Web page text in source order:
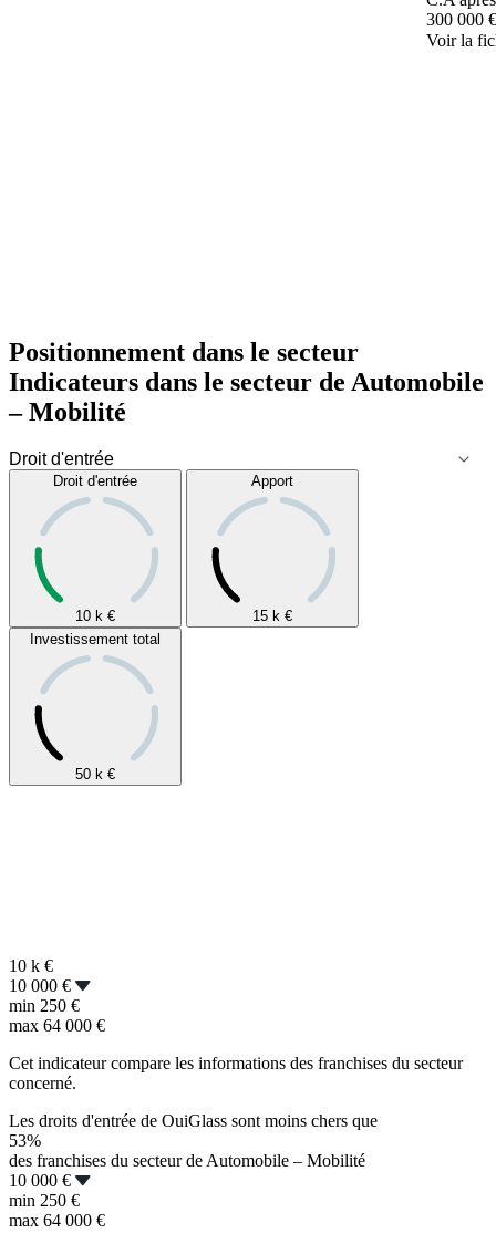
300 000 €
Voir la
Positionnement dans le secteur
Indicateurs dans le secteur de Automobile
– Mobilité
Droit d'entrée
10 k €
Apport
15 k €
Investissement total
50 k €
10 k €
10 000 €
min 250 €
max 64 000 €
Cet indicateur compare les informations des franchises du secteur
concerné.
Les droits d'entrée de OuiGlass sont moins chers que
53%
des franchises du secteur de Automobile – Mobilité
10 000 €
min 250 €
max 64 000 €